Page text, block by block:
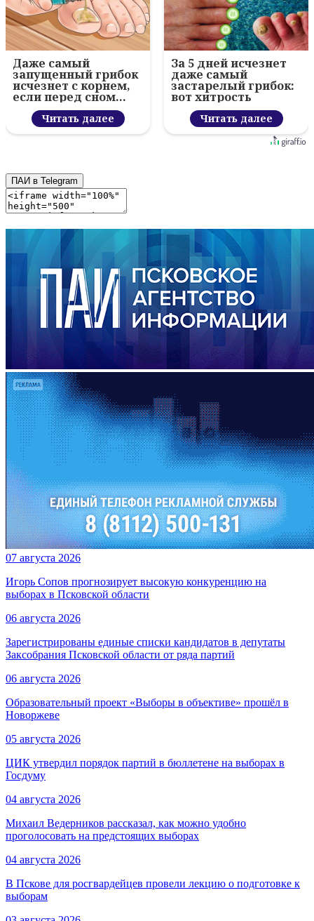
Даже самый
запущенный грибок
исчезнет с корнем,
если перед сном…
Читать далее
За 5 дней исчезнет
даже самый
застарелый грибок:
вот хитрость
Читать далее
ПАИ в Telegram
07 августа 2026
Игорь Сопов прогнозирует высокую конкуренцию на
выборах в Псковской области
06 августа 2026
Зарегистрированы единые списки кандидатов в депутаты
Заксобрания Псковской области от ряда партий
06 августа 2026
Образовательный проект «Выборы в объективе» прошёл в
Новоржеве
05 августа 2026
ЦИК утвердил порядок партий в бюллетене на выборах в
Госдуму
04 августа 2026
Михаил Ведерников рассказал, как можно удобно
проголосовать на предстоящих выборах
04 августа 2026
В Пскове для росгвардейцев провели лекцию о подготовке к
выборам